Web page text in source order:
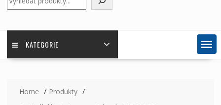
KATEGORIE
Home
Produkty